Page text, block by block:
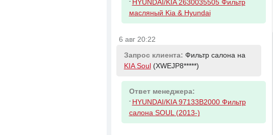
HYUNDAI/KIA 2630035505 Фильтр
масляный Kia & Hyundai
6 авг 20:22
Запрос клиента: Фильтр салона на
KIA Soul (XWEJP8*****)
Ответ менеджера:
- HYUNDAI/KIA 97133B2000 Фильтр
салона SOUL (2013-)